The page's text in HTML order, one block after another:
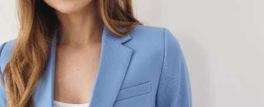
Everydayofficial.com
ul.Kilińskiego 3/1
81-386 Gdynia
office@everydayofficial.com
+48793130344